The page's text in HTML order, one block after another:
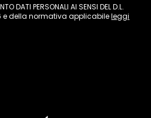
DATI PERSONALI AI SENSI DEL D.L.
e della normativa applicabileleggi